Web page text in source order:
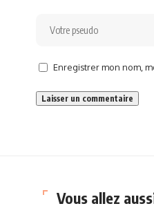
Enregistrer mon nom,
Vous allez